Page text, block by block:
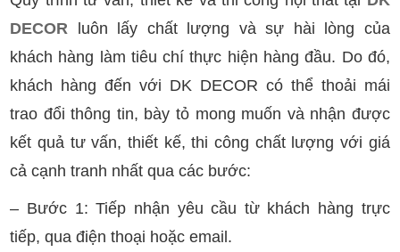
DECOR luôn lấy chất lượng và sự hài lòng của
khách hàng làm tiêu chí thực hiện hàng đầu. Do đó,
khách hàng đến với DK DECOR có thể thoải mái
trao đổi thông tin, bày tỏ mong muốn và nhận được
kết quả tư vấn, thiết kế, thi công chất lượng với giá
cả cạnh tranh nhất qua các bước:
– Bước 1: Tiếp nhận yêu cầu từ khách hàng trực
tiếp, qua điện thoại hoặc email.